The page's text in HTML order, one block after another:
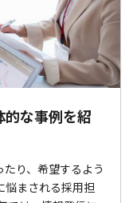
な事例を紹
り、希望するよう
悩まされる採用担